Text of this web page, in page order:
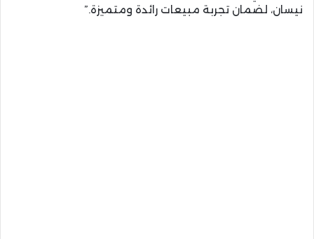
نيسان، لضمان تجربة مبيعات رائدة ومتميزة.”